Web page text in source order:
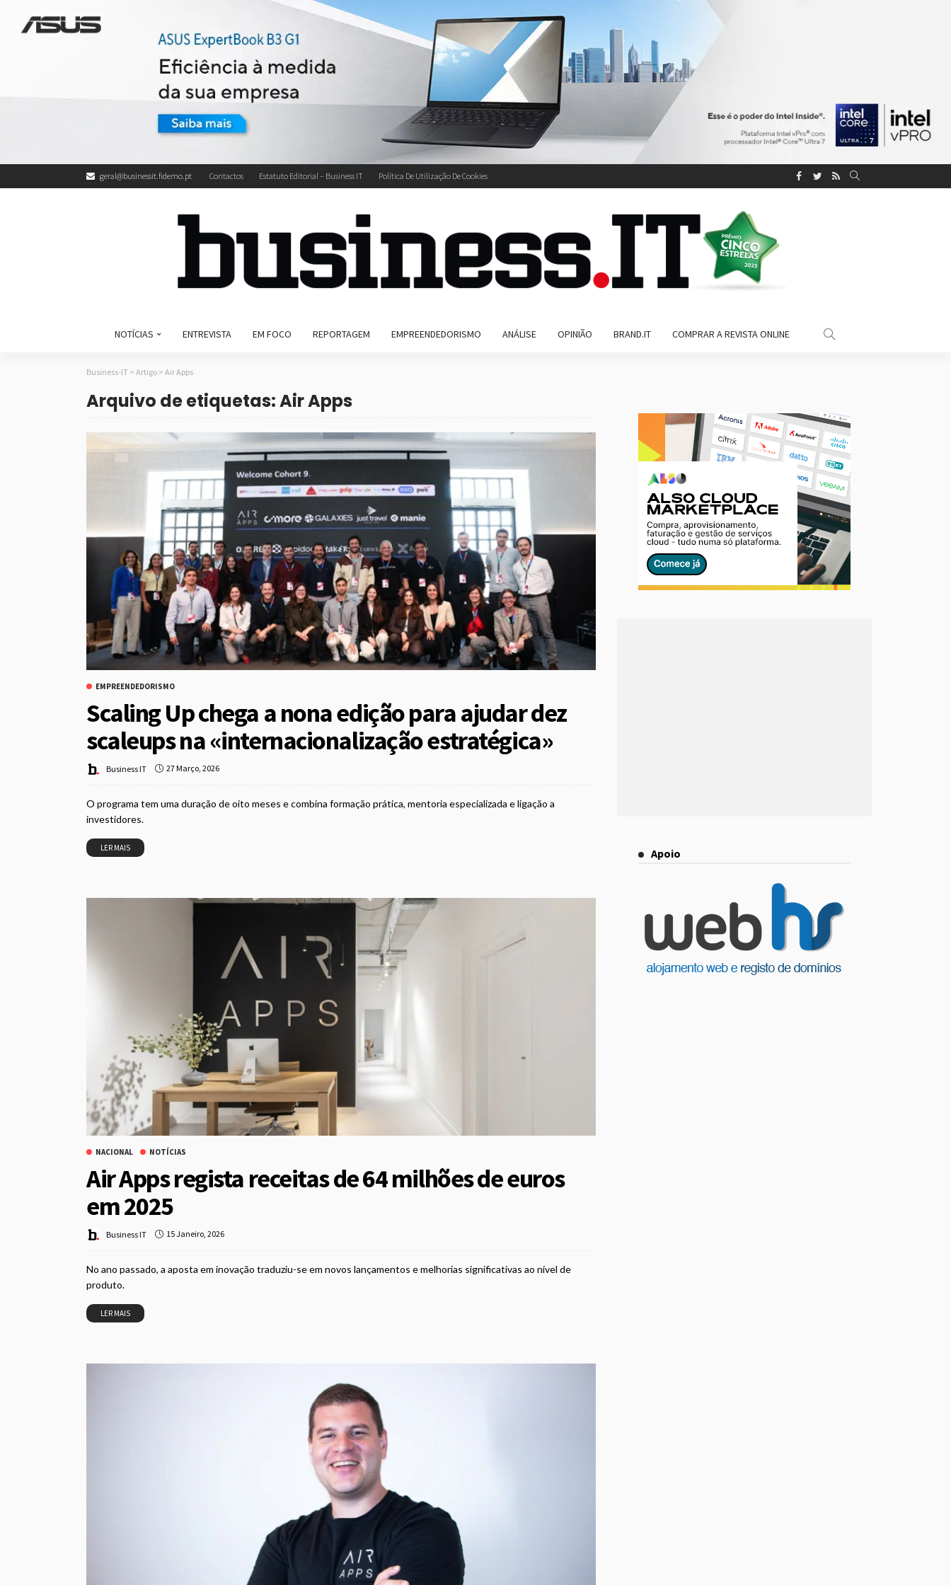
geral@businessit.fidemo.pt Contactos Estatuto Editorial – Business IT Política De Utilização De Cookies
NOTÍCIAS ENTREVISTA EM FOCO REPORTAGEM EMPREENDEDORISMO ANÁLISE OPINIÃO BRAND.IT COMPRAR A REVISTA ONLINE
Business-IT > Artigo > Air Apps
Arquivo de etiquetas: Air Apps
EMPREENDEDORISMO
Scaling Up chega a nona edição para ajudar dez
scaleups na «internacionalização estratégica»
Business IT 27 Março, 2026
O programa tem uma duração de oito meses e combina formação prática, mentoria especializada e ligação a
investidores.
LER MAIS
NACIONAL NOTÍCIAS
Air Apps regista receitas de 64 milhões de euros
em 2025
Business IT 15 Janeiro, 2026
No ano passado, a aposta em inovação traduziu-se em novos lançamentos e melhorias significativas ao nível de
produto.
LER MAIS
Apoio